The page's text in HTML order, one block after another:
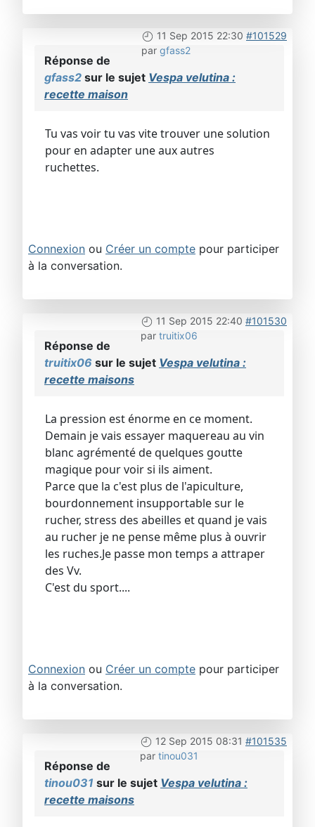
11 Sep 2015 22:30 #101529
par gfass2
Réponse de
gfass2 sur le sujet Vespa velutina :
recette maison
Tu vas voir tu vas vite trouver une solution
pour en adapter une aux autres
ruchettes.
Connexion ou Créer un compte pour participer
à la conversation.
11 Sep 2015 22:40 #101530
par truitix06
Réponse de
truitix06 sur le sujet Vespa velutina :
recette maisons
La pression est énorme en ce moment.
Demain je vais essayer maquereau au vin
blanc agrémenté de quelques goutte
magique pour voir si ils aiment.
Parce que la c'est plus de l'apiculture,
bourdonnement insupportable sur le
rucher, stress des abeilles et quand je vais
au rucher je ne pense même plus à ouvrir
les ruches.Je passe mon temps a attraper
des Vv.
C'est du sport....
Connexion ou Créer un compte pour participer
à la conversation.
12 Sep 2015 08:31 #101535
par tinou031
Réponse de
tinou031 sur le sujet Vespa velutina :
recette maisons